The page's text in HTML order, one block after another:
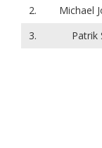
2.
Michael
3.
Patrik